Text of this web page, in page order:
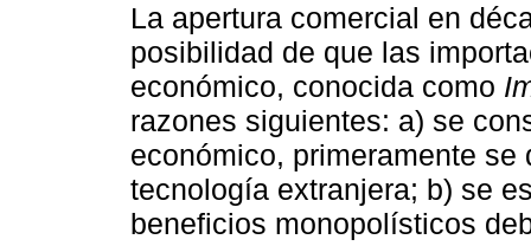
La apertura comercial en
posibilidad de que las
económico, conocida como
razones siguientes: a) se
económico, primeramente
tecnología extranjera; b) se
beneficios monopolísticos